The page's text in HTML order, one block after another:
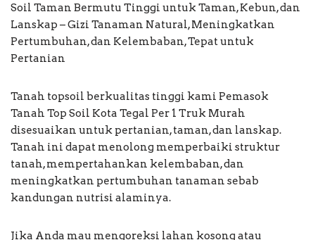
Soil Taman Bermutu Tinggi untuk Taman, Kebun, dan
Lanskap – Gizi Tanaman Natural, Meningkatkan
Pertumbuhan, dan Kelembaban, Tepat untuk
Pertanian
Tanah topsoil berkualitas tinggi kami Pemasok
Tanah Top Soil Kota Tegal Per 1 Truk Murah
disesuaikan untuk pertanian, taman, dan lanskap.
Tanah ini dapat menolong memperbaiki struktur
tanah, mempertahankan kelembaban, dan
meningkatkan pertumbuhan tanaman sebab
kandungan nutrisi alaminya.
Jika Anda mau mengoreksi lahan kosong atau